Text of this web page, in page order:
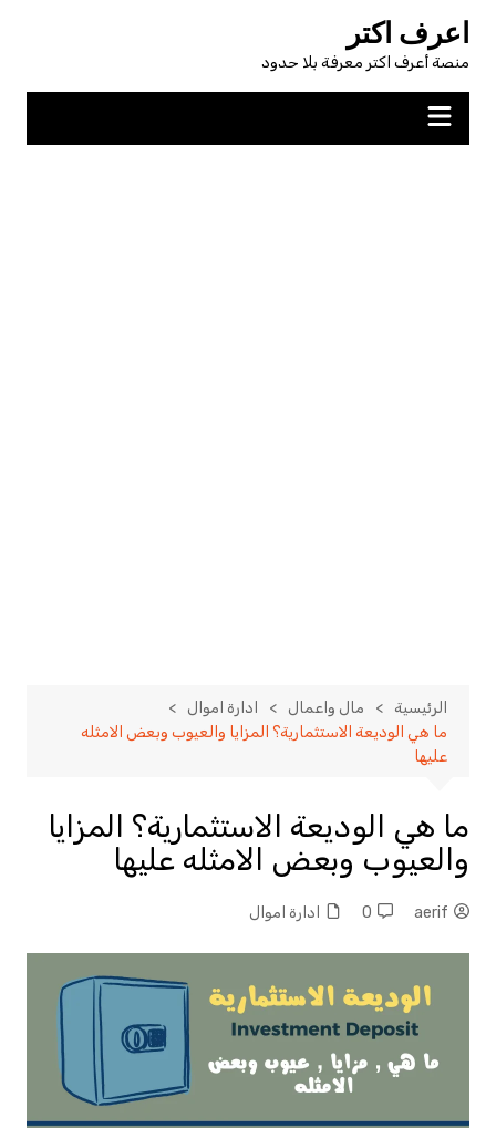
المحتوى
اعرف اكتر
منصة أعرف اكتر معرفة بلا حدود
الرئيسية مال واعمال
ادارة اموال
ما هي الوديعة الاستثمارية؟ المزايا والعيوب وبعض الامثله
عليها
ما هي الوديعة الاستثمارية؟ المزايا
والعيوب وبعض الامثله عليها
aerif
0 ادارة اموال